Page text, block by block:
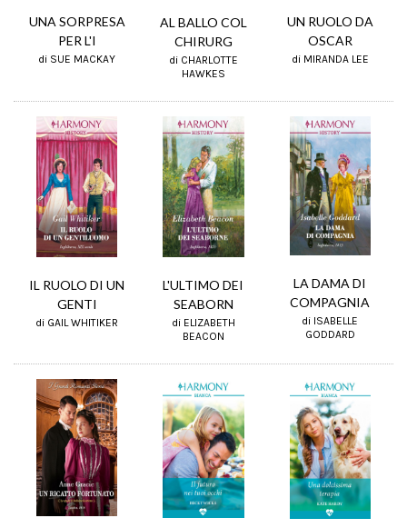
UNA SORPRESA
PER L'I
di SUE MACKAY
AL BALLO COL
CHIRURG
di CHARLOTTE
HAWKES
UN RUOLO DA
OSCAR
di MIRANDA LEE
IL RUOLO DI UN
GENTI
di GAIL WHITIKER
L'ULTIMO DEI
SEABORN
di ELIZABETH
BEACON
LA DAMA DI
COMPAGNIA
di ISABELLE
GODDARD